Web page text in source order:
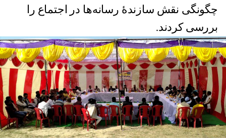
چگونگی نقش سازندۀ رسانه‌ها در اجتماع را
بررسی کردند.